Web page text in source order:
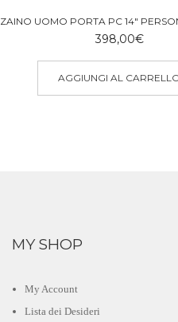
ZAINO UOMO PORTA PC 14″
398,00€
AGGIUNGI AL
MY SHOP
My Account
Lista dei Desideri